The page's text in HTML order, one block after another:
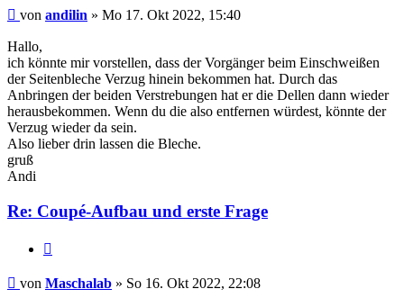
von andilin » Mo 17. Okt 2022, 15:40
Hallo,
ich könnte mir vorstellen, dass der Vorgänger beim Einschweißen
der Seitenbleche Verzug hinein bekommen hat. Durch das
Anbringen der beiden Verstrebungen hat er die Dellen dann wieder
herausbekommen. Wenn du die also entfernen würdest, könnte der
Verzug wieder da sein.
Also lieber drin lassen die Bleche.
gruß
Andi
Re: Coupé-Aufbau und erste Frage
von Maschalab » So 16. Okt 2022, 22:08